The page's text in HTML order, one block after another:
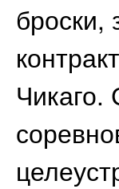
броски,